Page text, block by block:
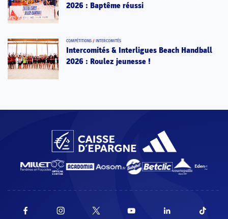
2026 : Baptême réussi
COMPÉTITIONS / INTERCOMITÉS
Intercomités & Interligues Beach Handball
2026 : Roulez jeunesse !